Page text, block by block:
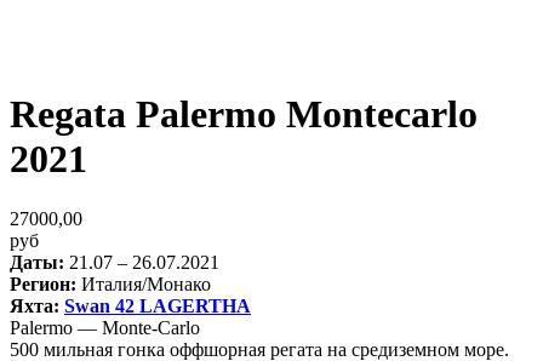
Regata Palermo Montecarlo
2021
27000,00
руб
Даты: 21.07 – 26.07.2021
Регион: Италия/Монако
Яхта: Swan 42 LAGERTHA
Palermo — Monte-Carlo
500 мильная гонка оффшорная регата на средиземном море.